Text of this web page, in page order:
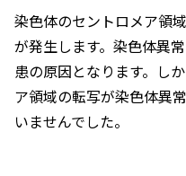
染色体のセントロメア領
が発生します。染色体異
患の原因となります。し
ア領域の転写が染色体異
いませんでした。